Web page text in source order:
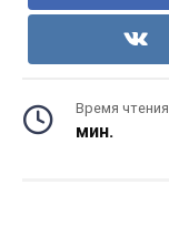
Время чтения
мин.